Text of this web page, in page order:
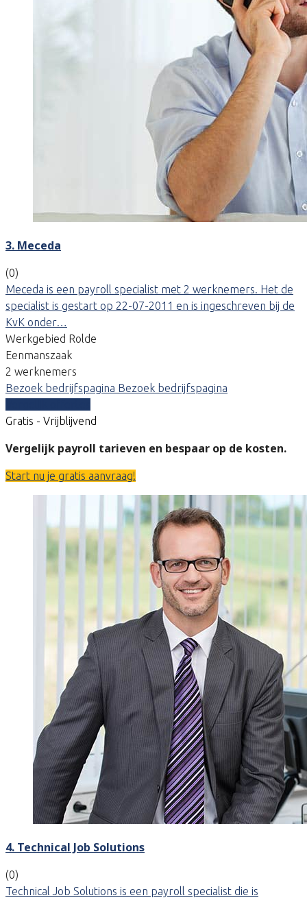
3. Meceda
(0)
Meceda is een payroll specialist met 2 werknemers. Het de
specialist is gestart op 22-07-2011 en is ingeschreven bij de
KvK onder…
Werkgebied Rolde
Eenmanszaak
2 werknemers
Bezoek bedrijfspagina Bezoek bedrijfspagina
Gratis - Vrijblijvend
Vergelijk payroll tarieven en bespaar op de kosten.
Start nu je gratis aanvraag!
4. Technical Job Solutions
(0)
Technical Job Solutions is een payroll specialist die is